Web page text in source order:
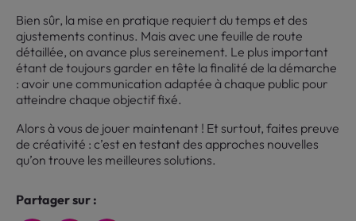
Bien sûr, la mise en pratique requiert du temps et des
ajustements continus. Mais avec une feuille de route
détaillée, on avance plus sereinement. Le plus important
étant de toujours garder en tête la finalité de la démarche
: avoir une communication adaptée à chaque public pour
atteindre chaque objectif fixé.
Alors à vous de jouer maintenant ! Et surtout, faites preuve
de créativité : c’est en testant des approches nouvelles
qu’on trouve les meilleures solutions.
Partager sur :